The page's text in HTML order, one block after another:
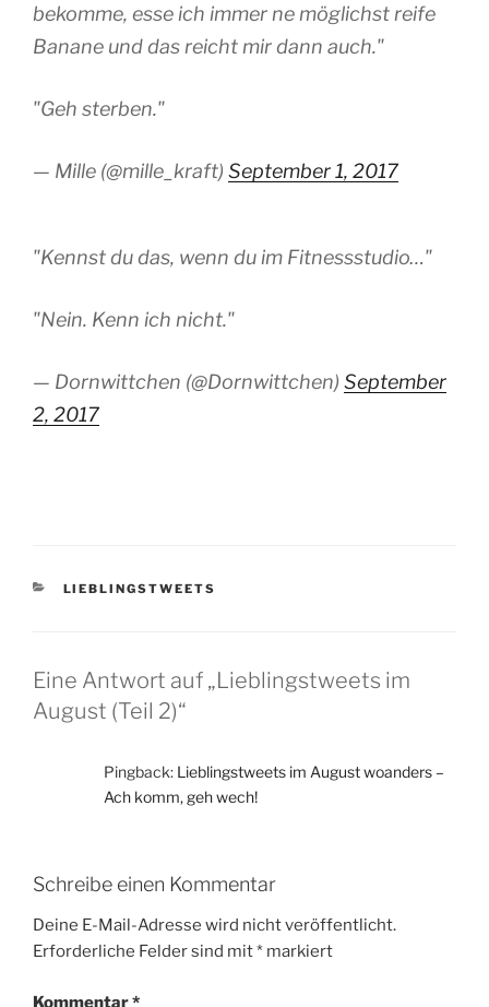
bekomme, esse ich immer ne möglichst reife
Banane und das reicht mir dann auch."
"Geh sterben."
— Mille (@mille_kraft) September 1, 2017
"Kennst du das, wenn du im Fitnessstudio…"
"Nein. Kenn ich nicht."
— Dornwittchen (@Dornwittchen) September
2, 2017
KATEGORIEN
LIEBLINGSTWEETS
Eine Antwort auf „Lieblingstweets im
August (Teil 2)“
Pingback: Lieblingstweets im August woanders –
Ach komm, geh wech!
Schreibe einen Kommentar
Deine E-Mail-Adresse wird nicht veröffentlicht.
Erforderliche Felder sind mit* markiert
Kommentar*